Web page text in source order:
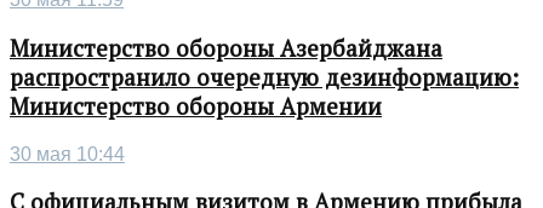
Министерство обороны Азербайджана
распространило очередную дезинформацию:
Министерство обороны Армении
30 мая 10:44